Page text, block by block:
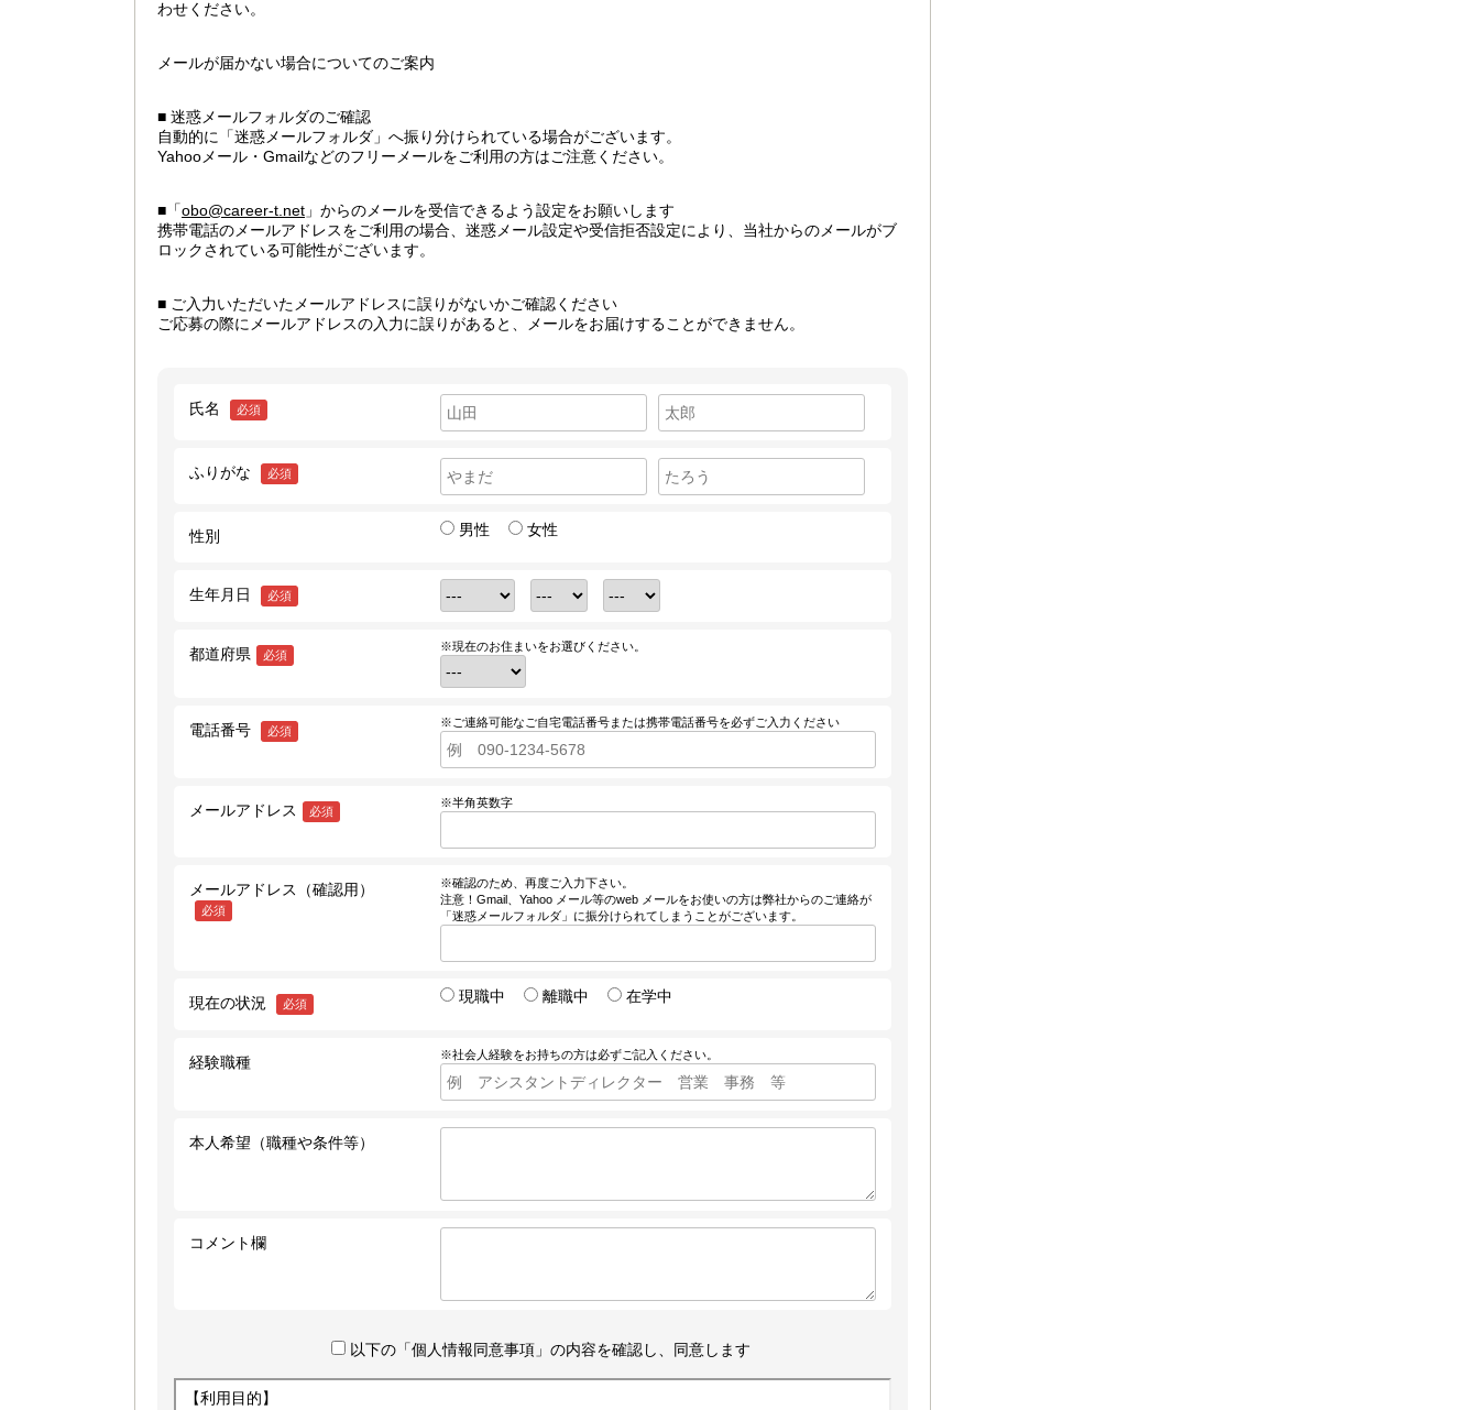
わせください。
メールが届かない場合についてのご案内
■ 迷惑メールフォルダのご確認
自動的に「迷惑メールフォルダ」へ振り分けられている場合がございます。
Yahooメール・Gmailなどのフリーメールをご利用の方はご注意ください。
■「obo@career-t.net 」からのメールを受信できるよう設定をお願いします
携帯電話のメールアドレスをご利用の場合、迷惑メール設定や受信拒否設定により、当社からのメールがブ
ロックされている可能性がございます。
■ ご入力いただいたメールアドレスに誤りがないかご確認ください
ご応募の際にメールアドレスの入力に誤りがあると、メールをお届けすることができません。
氏名 必須
ふりがな 必須
性別 男性 女性
生年月日 必須
都道府県 必須
※現在のお住まいをお選びください。
電話番号 必須
※ご連絡可能なご自宅電話番号または携帯電話番号を必ずご入力ください
メールアドレス 必須
※半角英数字
メールアドレス（確認用）
必須
※確認のため、再度ご入力下さい。
注意！Gmail、Yahoo メール等のweb メールをお使いの方は弊社からのご連絡が
「迷惑メールフォルダ」に振分けられてしまうことがございます。
現在の状況 必須 現職中 離職中 在学中
経験職種 ※社会人経験をお持ちの方は必ずご記入ください。
本人希望（職種や条件等）
コメント欄
以下の「個人情報同意事項」の内容を確認し、同意します